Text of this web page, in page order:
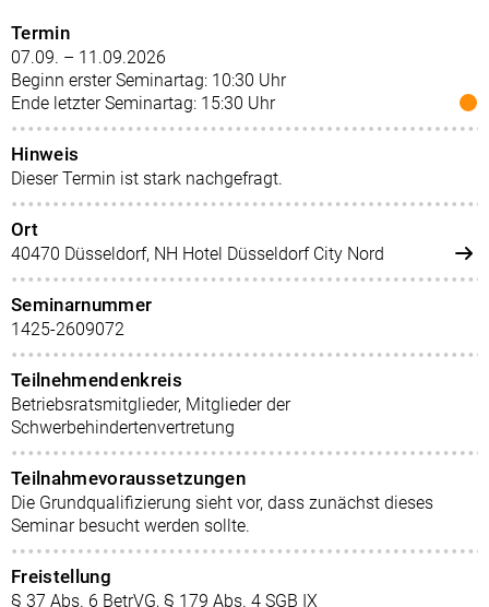
Termin
07.09. – 11.09.2026
Beginn erster Seminartag: 10:30 Uhr
Ende letzter Seminartag: 15:30 Uhr
Hinweis
Dieser Termin ist stark nachgefragt.
Ort
40470 Düsseldorf, NH Hotel Düsseldorf City Nord
Seminarnummer
1425-2609072
Teilnehmendenkreis
Betriebsratsmitglieder, Mitglieder der
Schwerbehindertenvertretung
Teilnahmevoraussetzungen
Die Grundqualifizierung sieht vor, dass zunächst dieses
Seminar besucht werden sollte.
Freistellung
§ 37 Abs. 6 BetrVG, § 179 Abs. 4 SGB IX